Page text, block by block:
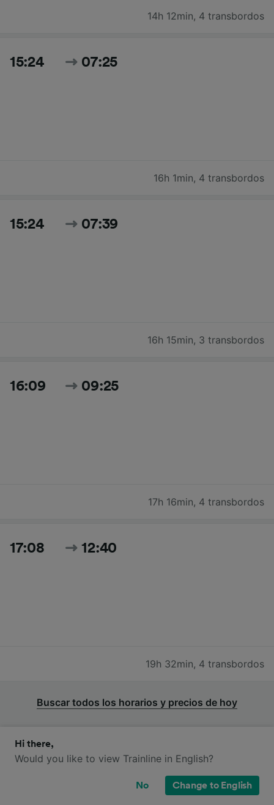
14h 12min, 4 transbordos
15:24 07:25
16h 1min, 4 transbordos
15:24 07:39
16h 15min, 3 transbordos
16:09 09:25
17h 16min, 4 transbordos
17:08 12:40
19h 32min, 4 transbordos
Buscar todos los horarios y precios de hoy
Trenes TGV, OUIGO, SNCF y Eurostar
Hi there,
Would you like to view Trainline in English?
No Change to English